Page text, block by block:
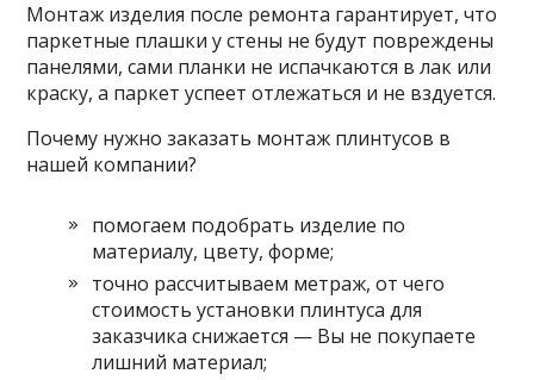
Монтаж изделия после ремонта гарантирует, что
паркетные плашки у стены не будут повреждены
панелями, сами планки не испачкаются в лак или
краску, а паркет успеет отлежаться и не вздуется.
Почему нужно заказать монтаж плинтусов в
нашей компании?
помогаем подобрать изделие по
материалу, цвету, форме;
точно рассчитываем метраж, от чего
стоимость установки плинтуса для
заказчика снижается — Вы не покупаете
лишний материал;